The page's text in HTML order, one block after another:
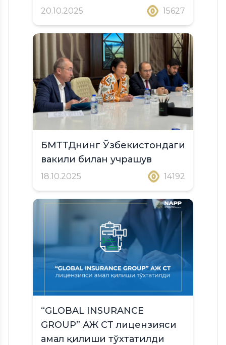
20.10.2025 15627
БМТТДнинг Ўзбекистондаги
вакили билан учрашув
18.10.2025 14192
“GLOBAL INSURANCE
GROUP” АЖ CТ лицензияси
амал қилиши тўхтатилди